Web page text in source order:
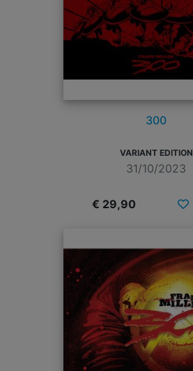
300
VARIANT EDITION
31/10/2023
€ 29,90